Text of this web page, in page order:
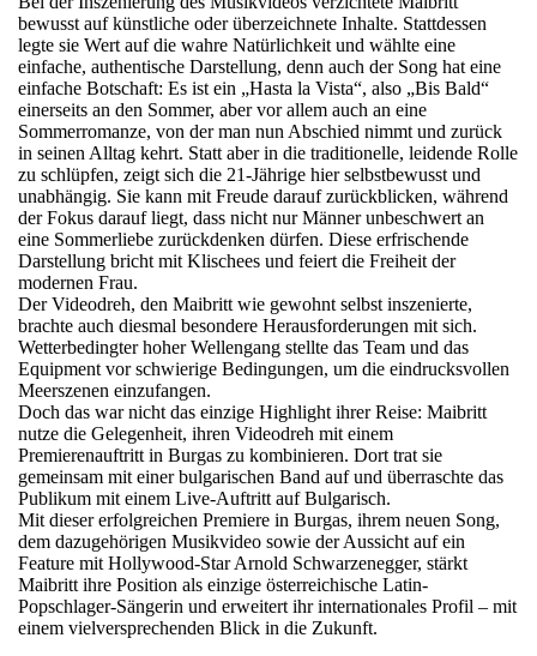
bewusst auf künstliche oder überzeichnete Inhalte. Stattdessen
legte sie Wert auf die wahre Natürlichkeit und wählte eine
einfache, authentische Darstellung, denn auch der Song hat eine
einfache Botschaft: Es ist ein „Hasta la Vista“, also „Bis Bald“
einerseits an den Sommer, aber vor allem auch an eine
Sommerromanze, von der man nun Abschied nimmt und zurück
in seinen Alltag kehrt. Statt aber in die traditionelle, leidende Rolle
zu schlüpfen, zeigt sich die 21-Jährige hier selbstbewusst und
unabhängig. Sie kann mit Freude darauf zurückblicken, während
der Fokus darauf liegt, dass nicht nur Männer unbeschwert an
eine Sommerliebe zurückdenken dürfen. Diese erfrischende
Darstellung bricht mit Klischees und feiert die Freiheit der
modernen Frau.
Der Videodreh, den Maibritt wie gewohnt selbst inszenierte,
brachte auch diesmal besondere Herausforderungen mit sich.
Wetterbedingter hoher Wellengang stellte das Team und das
Equipment vor schwierige Bedingungen, um die eindrucksvollen
Meerszenen einzufangen.
Doch das war nicht das einzige Highlight ihrer Reise: Maibritt
nutze die Gelegenheit, ihren Videodreh mit einem
Premierenauftritt in Burgas zu kombinieren. Dort trat sie
gemeinsam mit einer bulgarischen Band auf und überraschte das
Publikum mit einem Live-Auftritt auf Bulgarisch.
Mit dieser erfolgreichen Premiere in Burgas, ihrem neuen Song,
dem dazugehörigen Musikvideo sowie der Aussicht auf ein
Feature mit Hollywood-Star Arnold Schwarzenegger, stärkt
Maibritt ihre Position als einzige österreichische Latin-
Popschlager-Sängerin und erweitert ihr internationales Profil – mit
einem vielversprechenden Blick in die Zukunft.